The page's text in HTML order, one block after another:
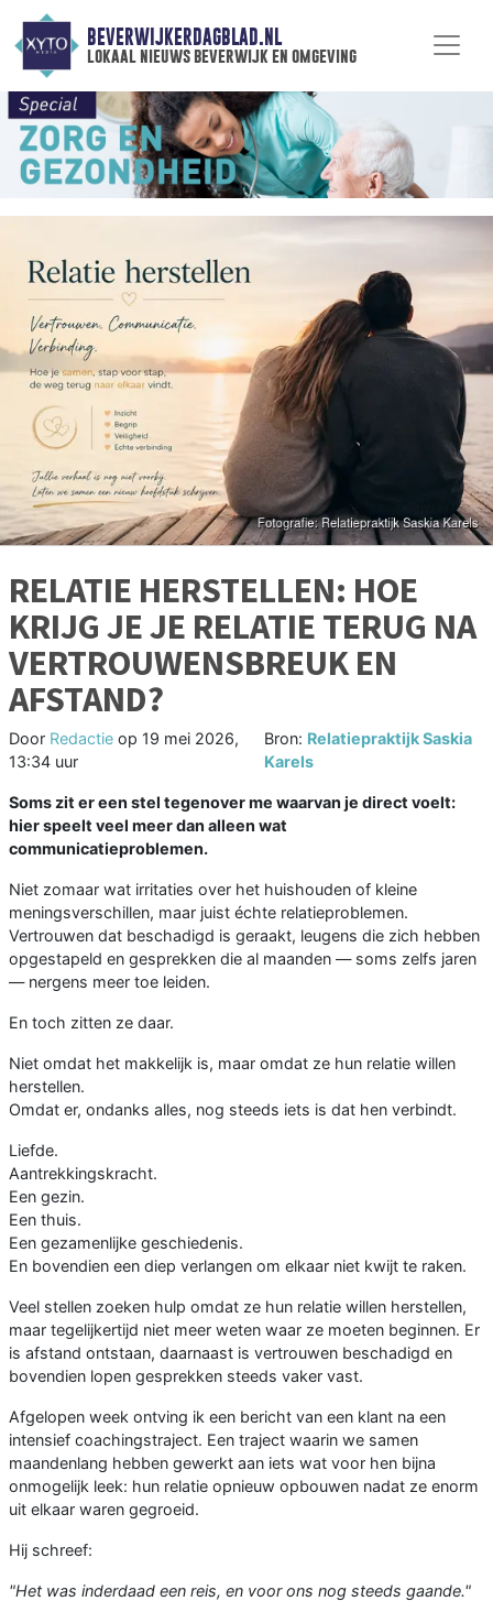
BEVERWIJKERDAGBLAD.NL
lokaal nieuws beverwijk en omgeving
RELATIE HERSTELLEN: HOE
KRIJG JE JE RELATIE TERUG NA
VERTROUWENSBREUK EN
AFSTAND?
Door Redactie op 19 mei 2026,
13:34 uur
Bron: Relatiepraktijk Saskia
Karels
Soms zit er een stel tegenover me waarvan je direct voelt:
hier speelt veel meer dan alleen wat
communicatieproblemen.
Niet zomaar wat irritaties over het huishouden of kleine
meningsverschillen, maar juist échte relatieproblemen.
Vertrouwen dat beschadigd is geraakt, leugens die zich hebben
opgestapeld en gesprekken die al maanden — soms zelfs jaren
— nergens meer toe leiden.
En toch zitten ze daar.
Niet omdat het makkelijk is, maar omdat ze hun relatie willen
herstellen.
Omdat er, ondanks alles, nog steeds iets is dat hen verbindt.
Liefde.
Aantrekkingskracht.
Een gezin.
Een thuis.
Een gezamenlijke geschiedenis.
En bovendien een diep verlangen om elkaar niet kwijt te raken.
Veel stellen zoeken hulp omdat ze hun relatie willen herstellen,
maar tegelijkertijd niet meer weten waar ze moeten beginnen. Er
is afstand ontstaan, daarnaast is vertrouwen beschadigd en
bovendien lopen gesprekken steeds vaker vast.
Afgelopen week ontving ik een bericht van een klant na een
intensief coachingstraject. Een traject waarin we samen
maandenlang hebben gewerkt aan iets wat voor hen bijna
onmogelijk leek: hun relatie opnieuw opbouwen nadat ze enorm
uit elkaar waren gegroeid.
Hij schreef:
"Het was inderdaad een reis, en voor ons nog steeds gaande."